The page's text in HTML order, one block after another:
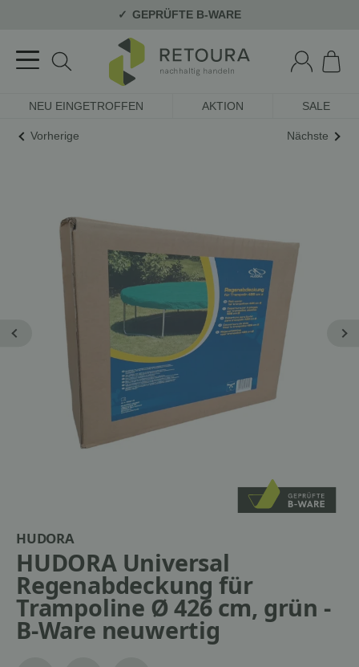
GEPRÜFTE B-WARE
NEU EINGETROFFEN AKTION SALE
Vorherige Nächste
HUDORA
HUDORA Universal
Regenabdeckung für
Trampoline Ø 426 cm, grün -
B-Ware neuwertig